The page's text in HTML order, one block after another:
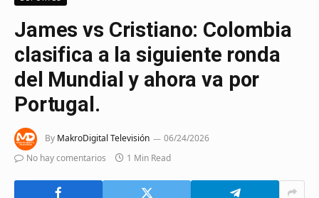
James vs Cristiano: Colombia
clasifica a la siguiente ronda
del Mundial y ahora va por
Portugal.
By MakroDigital Televisión
06/24/2026
No hay comentarios
1 Min Read